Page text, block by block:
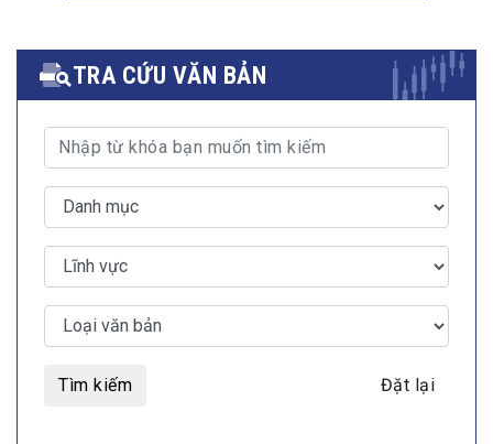
TRA CỨU VĂN BẢN
Tìm kiếm Đặt lại